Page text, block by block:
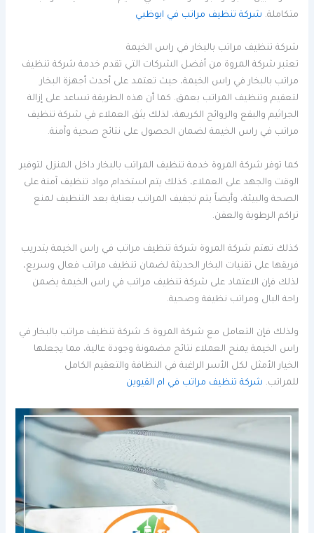
متكاملة. شركة تنظيف مراتب في ابوظبي
شركة تنظيف مراتب بالبخار في راس الخيمة
تعتبر شركة المروة من أفضل الشركات التي تقدم خدمة شركة تنظيف
مراتب بالبخار في راس الخيمة، حيث تعتمد على أحدث أجهزة البخار
لتعقيم وتنظيف المراتب بعمق. كما أن هذه الطريقة تساعد على إزالة
الجراثيم والبقع والروائح الكريهة، لذلك يثق العملاء في شركة تنظيف
مراتب في راس الخيمة لضمان الحصول على نتائج صحية وآمنة.
كما توفر شركة المروة خدمة تنظيف المراتب بالبخار داخل المنزل لتوفير
الوقت والجهد على العملاء، كذلك يتم استخدام مواد تنظيف آمنة على
الصحة والبيئة، وأيضاً يتم تجفيف المراتب بعناية بعد التنظيف لمنع
تراكم الرطوبة والعفن.
كذلك تهتم شركة المروة شركة تنظيف مراتب في راس الخيمة بتدريب
فريقها على تقنيات البخار الحديثة لضمان تنظيف مراتب فعال وسريع،
لذلك فإن الاعتماد على شركة تنظيف مراتب في راس الخيمة يضمن
راحة البال ومراتب نظيفة وصحية.
ولذلك فإن التعامل مع شركة المروة كـ شركة تنظيف مراتب بالبخار في
راس الخيمة يمنح العملاء نتائج مضمونة وجودة عالية، مما يجعلها
الخيار الأمثل لكل الأسر الراغبة في النظافة والتعقيم الكامل
للمراتب. شركة تنظيف مراتب في ام القيوين